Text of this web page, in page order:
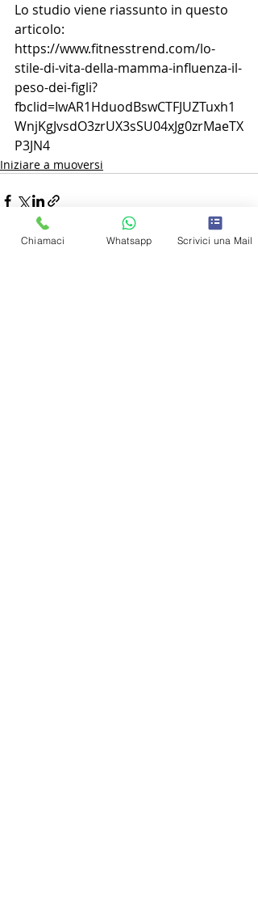
Lo studio viene riassunto in questo
articolo:
https://www.fitnesstrend.com/lo-
stile-di-vita-della-mamma-influenza-il-
peso-dei-figli?
fbclid=IwAR1HduodBswCTFJUZTuxh1
WnjKgJvsdO3zrUX3sSU04xJg0zrMaeTX
P3JN4
Iniziare a muoversi
Chiamaci Whatsapp Scrivici una Mail